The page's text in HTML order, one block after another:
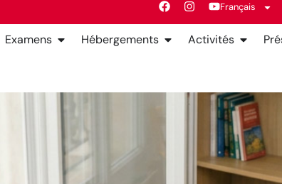
Français
Examens Hébergements Activités